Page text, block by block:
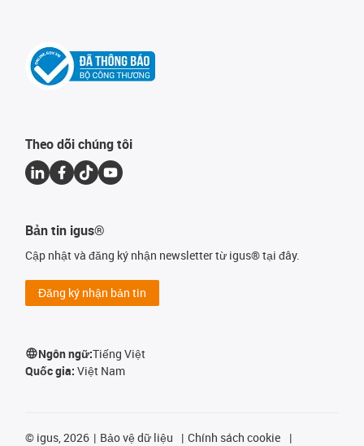
Theo dõi chúng tôi
Bản tin igus®
Cập nhật và đăng ký nhận newsletter từ igus® tại đây.
Đăng ký nhận bản tin
Ngôn ngữ:Tiếng Việt
Quốc gia: Việt Nam
© igus, 2026 Bảo vệ dữ liệu
Chính sách cookie